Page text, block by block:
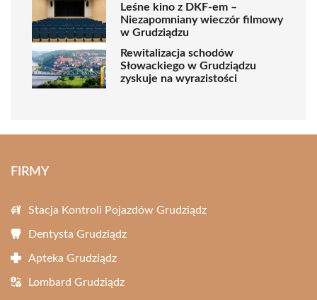
Leśne kino z DKF-em –
Niezapomniany wieczór filmowy
w Grudziądzu
Rewitalizacja schodów
Słowackiego w Grudziądzu
zyskuje na wyrazistości
FIRMY
Stacja Kontroli Pojazdów Grudziądz
Dentysta Grudziądz
Apteka Grudziądz
Lombard Grudziądz